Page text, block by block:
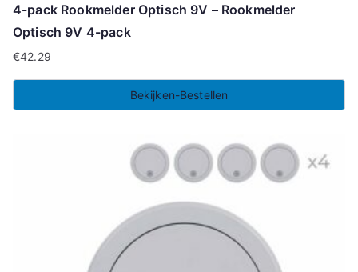
4-pack Rookmelder Optisch 9V – Rookmelder
Optisch 9V 4-pack
€42.29
Bekijken-Bestellen